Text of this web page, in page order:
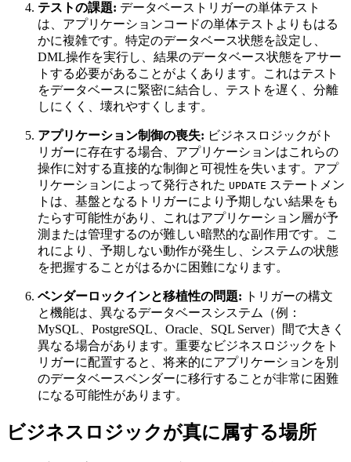
テストの課題: データベーストリガーの単体テスト
は、アプリケーションコードの単体テストよりもはる
かに複雑です。特定のデータベース状態を設定し、
DML操作を実行し、結果のデータベース状態をアサー
トする必要があることがよくあります。これはテスト
をデータベースに緊密に結合し、テストを遅く、分離
しにくく、壊れやすくします。
アプリケーション制御の喪失: ビジネスロジックがト
リガーに存在する場合、アプリケーションはこれらの
操作に対する直接的な制御と可視性を失います。アプ
リケーションによって発行された UPDATE ステートメン
トは、基盤となるトリガーにより予期しない結果をも
たらす可能性があり、これはアプリケーション層が予
測または管理するのが難しい暗黙的な副作用です。こ
れにより、予期しない動作が発生し、システムの状態
を把握することがはるかに困難になります。
ベンダーロックインと移植性の問題: トリガーの構文
と機能は、異なるデータベースシステム（例：
MySQL、PostgreSQL、Oracle、SQL Server）間で大きく
異なる場合があります。重要なビジネスロジックをト
リガーに配置すると、将来的にアプリケーションを別
のデータベースベンダーに移行することが非常に困難
になる可能性があります。
ビジネスロジックが真に属する場所